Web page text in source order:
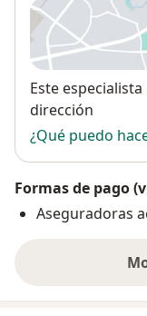
Disponibilidad
Este
dirección
¿Qué puedo
Formas de pago
Aseguradoras